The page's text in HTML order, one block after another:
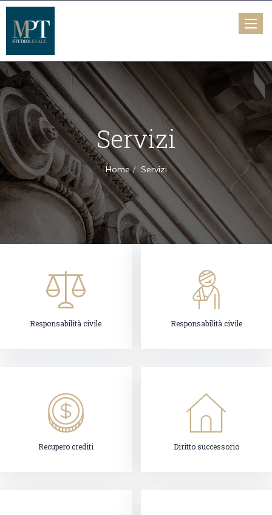
Toggle
Servizi
Home Servizi
Responsabilità civile Responsabilità civile
Recupero crediti Diritto successorio